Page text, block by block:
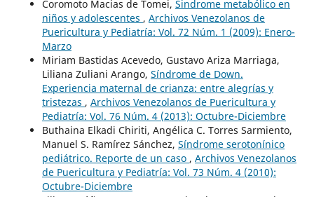
Coromoto Macias de Tomei, Sindrome metabólico en
niños y adolescentes , Archivos Venezolanos de
Puericultura y Pediatría: Vol. 72 Núm. 1 (2009): Enero-
Marzo
Miriam Bastidas Acevedo, Gustavo Ariza Marriaga,
Liliana Zuliani Arango, Síndrome de Down.
Experiencia maternal de crianza: entre alegrías y
tristezas , Archivos Venezolanos de Puericultura y
Pediatría: Vol. 76 Núm. 4 (2013): Octubre-Diciembre
Buthaina Elkadi Chiriti, Angélica C. Torres Sarmiento,
Manuel S. Ramírez Sánchez, Síndrome serotonínico
pediátrico. Reporte de un caso , Archivos Venezolanos
de Puericultura y Pediatría: Vol. 73 Núm. 4 (2010):
Octubre-Diciembre